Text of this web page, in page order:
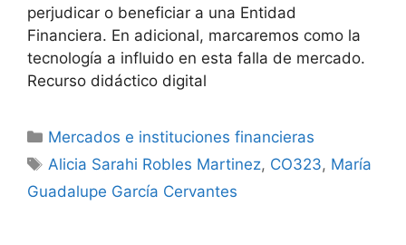
perjudicar o beneficiar a una Entidad
Financiera. En adicional, marcaremos como la
tecnología a influido en esta falla de mercado.
Recurso didáctico digital
Categorías
Mercados e instituciones financieras
Etiquetas
Alicia Sarahi Robles Martinez, CO323, María
Guadalupe García Cervantes